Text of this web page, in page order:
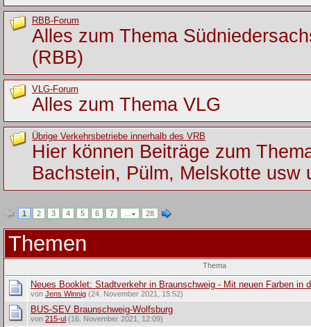
RBB-Forum
Alles zum Thema
(RBB)
VLG-Forum
Alles zum Thema VLG
Übrige Verkehrsbetriebe innerhalb des VRB
Hier können Beiträge zum
Bachstein, Pülm, Melskotte usw
1 2 3 4 5 6 7 … 28
Themen
Thema
Neues Booklet: Stadtverkehr in Braunschweig - Mit neuen Farben in
von Jens Winnig(24. November 2021, 15:52)
BUS-SEV Braunschweig-Wolfsburg
von 215-ul (16. November 2021, 12:09)